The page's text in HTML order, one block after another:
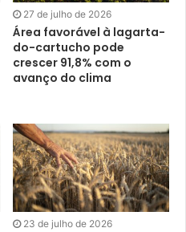
27 de julho de 2026
Área favorável à lagarta-
do-cartucho pode
crescer 91,8% com o
avanço do clima
23 de julho de 2026